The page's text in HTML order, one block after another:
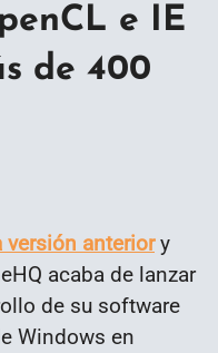
e IE
de 400
versión anteriory
acaba de lanzar
de su software
Windows en